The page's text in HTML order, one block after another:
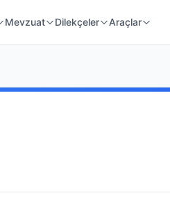
Mevzuat Dilekçeler Araçlar